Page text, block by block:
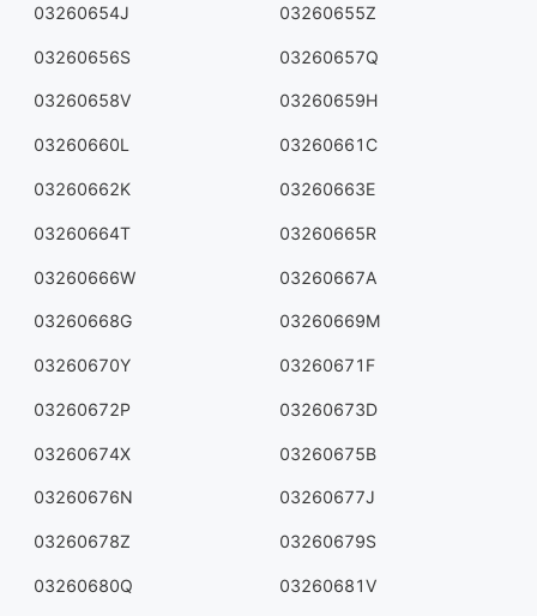
03260654J 03260655Z
03260656S 03260657Q
03260658V 03260659H
03260660L 03260661C
03260662K 03260663E
03260664T 03260665R
03260666W 03260667A
03260668G 03260669M
03260670Y 03260671F
03260672P 03260673D
03260674X 03260675B
03260676N 03260677J
03260678Z 03260679S
03260680Q 03260681V